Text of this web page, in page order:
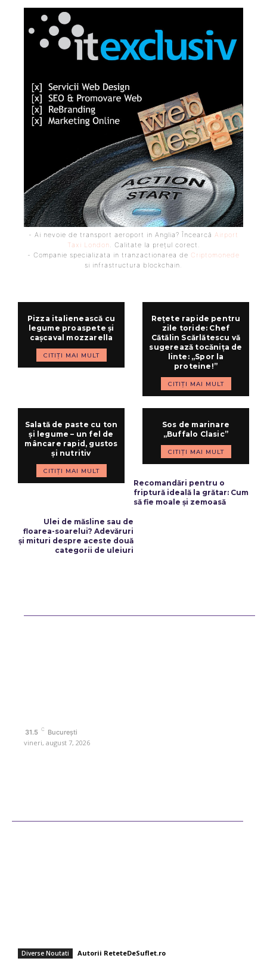
- Ai nevoie de transport aeroport in Anglia? Încearcă Airport
Taxi London . Calitate la prețul corect.
- Companie specializata in tranzactionarea de Criptomonede
si infrastructura blockchain.
Pizza italienească cu
legume proaspete și
cașcaval mozzarella
CITIȚI MAI MULT
Rețete rapide pentru
zile toride: Chef
Cătălin Scărlătescu vă
sugerează tocănița de
linte: „Spor la
proteine!”
CITIȚI MAI MULT
Salată de paste cu ton
și legume – un fel de
mâncare rapid, gustos
și nutritiv
CITIȚI MAI MULT
Sos de marinare
„Buffalo Clasic”
CITIȚI MAI MULT
Recomandări pentru o
friptură ideală la grătar: Cum
să fie moale și zemoasă
Ulei de măsline sau de
floarea-soarelui? Adevăruri
și mituri despre aceste două
categorii de uleiuri
31.5 C București
vineri, august 7, 2026
Diverse Noutati
Autorii ReteteDeSuflet.ro